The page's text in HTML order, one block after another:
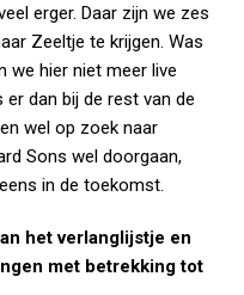
erger. Daar zijn we zes
Zeeltje te krijgen. Was
we hier niet meer live
er dan bij de rest van de
wel op zoek naar
Sons wel doorgaan,
in de toekomst.
het verlanglijstje en
met betrekking tot